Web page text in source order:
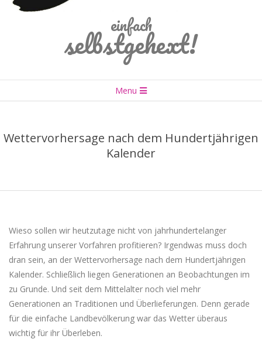
einfach
selbstgehext!
Navigation
Menu
Wettervorhersage nach dem Hundertjährigen
Kalender
Wieso sollen wir heutzutage nicht von jahrhundertelanger
Erfahrung unserer Vorfahren profitieren? Irgendwas muss doch
dran sein, an der Wettervorhersage nach dem Hundertjährigen
Kalender. Schließlich liegen Generationen an Beobachtungen im
zu Grunde. Und seit dem Mittelalter noch viel mehr
Generationen an Traditionen und Überlieferungen. Denn gerade
für die einfache Landbevölkerung war das Wetter überaus
wichtig für ihr Überleben.